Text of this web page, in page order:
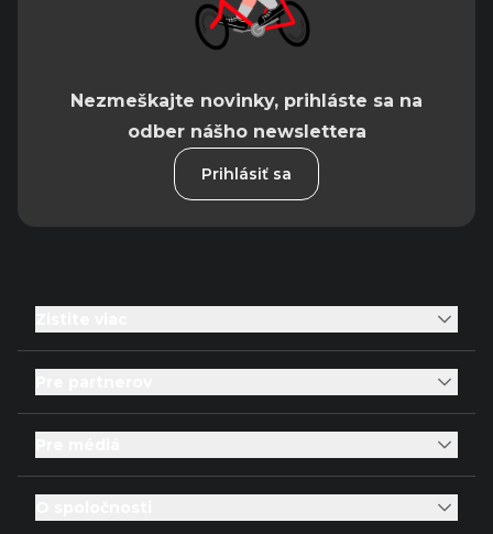
Nezmeškajte novinky, prihláste sa na
odber nášho newslettera
Prihlásiť sa